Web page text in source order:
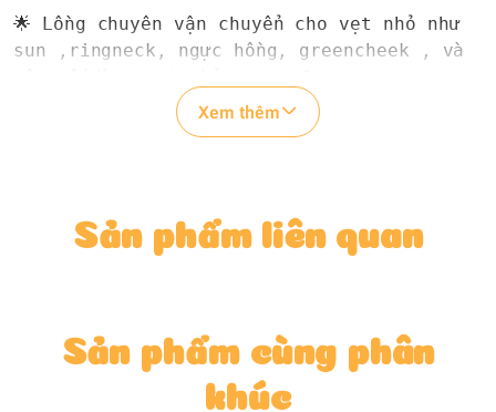
🌟 Lồng chuyên vận chuyển cho vẹt nhỏ như
sun ,ringneck, ngực hồng, greencheek , và
- Lồng thường : 150k .
- Kích thước : dài 24cm , rộng 14cm , cao
😍😍😍 Shop CAM KẾT 😍😍😍
được nêu bật trong phần mô tả sản phẩm).
✔Về giá cả : Shop nhập với số lượng nhiều
và trực tiếp nên chi phí sẽ là RẺ NHẤT
Xem thêm
Sản phẩm liên quan
Sản phẩm cùng phân
khúc